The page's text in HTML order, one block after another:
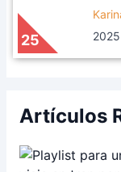
25
2025
Artículos